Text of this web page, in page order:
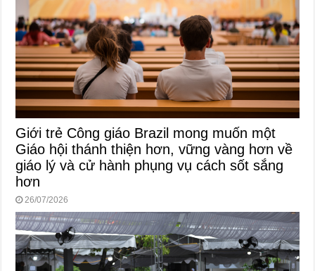
Giới trẻ Công giáo Brazil mong muốn một
Giáo hội thánh thiện hơn, vững vàng hơn về
giáo lý và cử hành phụng vụ cách sốt sắng
hơn
26/07/2026